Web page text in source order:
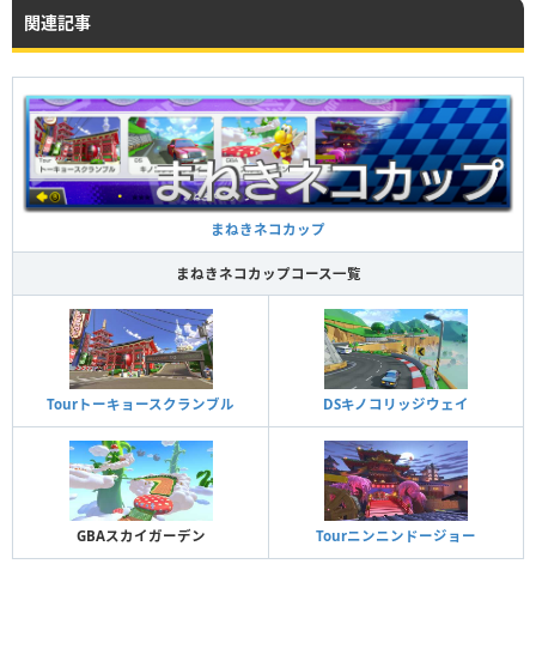
関連記事
まねきネコカップ
まねきネコカップコース一覧
Tourトーキョースクランブル DSキノコリッジウェイ
GBAスカイガーデン Tourニンニンドージョー